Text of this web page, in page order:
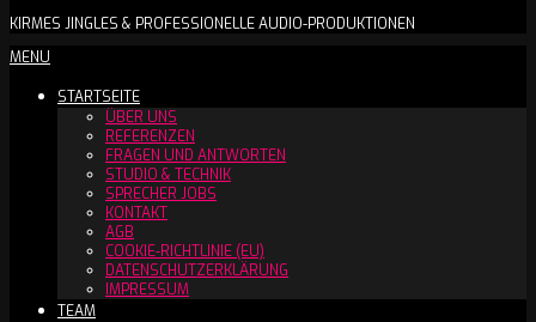
DCW
BOOKINGS™
KIRMES JINGLES & PROFESSIONELLE AUDIO-PRODUKTIONEN
Secondary
Menu
MENU
STARTSEITE
ÜBER UNS
REFERENZEN
FRAGEN UND ANTWORTEN
STUDIO & TECHNIK
SPRECHER JOBS
KONTAKT
AGB
COOKIE-RICHTLINIE (EU)
DATENSCHUTZERKLÄRUNG
IMPRESSUM
TEAM